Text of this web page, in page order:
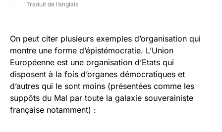
Traduit de l’anglais
On peut citer plusieurs exemples d’organisation qui
montre une forme d’épistémocratie. L’Union
Européenne est une organisation d’Etats qui
disposent à la fois d’organes démocratiques et
d’autres qui le sont moins (présentées comme les
suppôts du Mal par toute la galaxie souverainiste
française notamment) :